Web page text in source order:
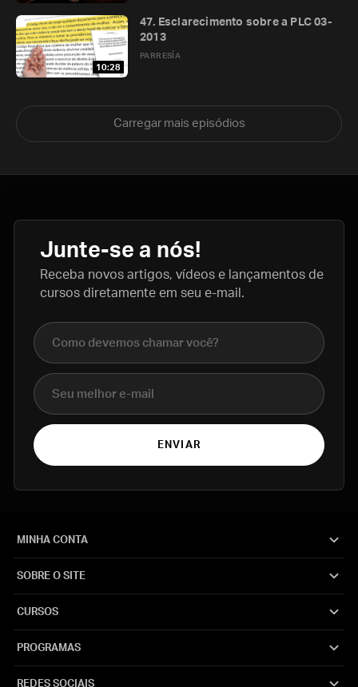
10:28
PARRESÍA
47. Esclarecimento sobre a PLC 03-
2013
Carregar mais episódios
Junte-se a nós!
Receba novos artigos, vídeos e lançamentos de
cursos diretamente em seu e-mail.
Nome completo
E-mail
ENVIAR
MINHA CONTA
SOBRE O SITE
CURSOS
PROGRAMAS
REDES SOCIAIS